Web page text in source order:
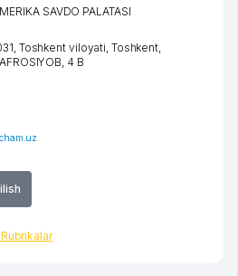
SAVDO PALATASI
Toshkent viloyati Toshkent
, 4 B